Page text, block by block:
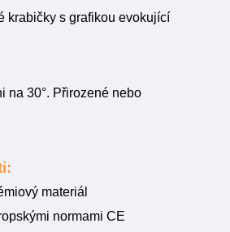
krabičky s grafikou evokující
na 30°. Přirozené nebo
materiál
normami CE